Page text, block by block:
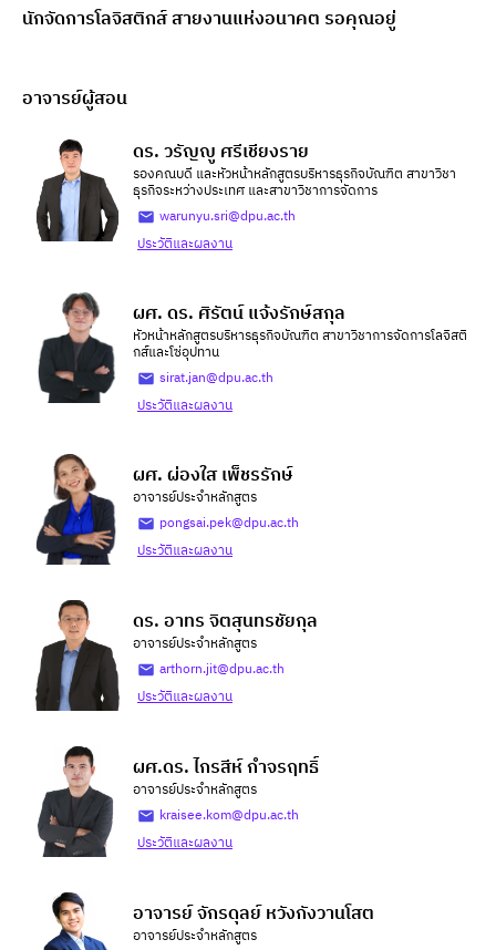
นักจัดการโลจิสติกส์ สายงานแห่งอนาคต รอคุณอยู่
อาจารย์ผู้สอน
ดร. วรัญญู ศรีเชียงราย
รองคณบดี และหัวหน้าหลักสูตรบริหารธุรกิจบัณฑิต สาขาวิชา
ธุรกิจระหว่างประเทศ และสาขาวิชาการจัดการ
warunyu.sri@dpu.ac.th
ประวัติและผลงาน
ผศ. ดร. ศิรัตน์ แจ้งรักษ์สกุล
หัวหน้าหลักสูตรบริหารธุรกิจบัณฑิต สาขาวิชาการจัดการโลจิสติ
กส์และโซ่อุปทาน
sirat.jan@dpu.ac.th
ประวัติและผลงาน
ผศ. ผ่องใส เพ็ชรรักษ์
อาจารย์ประจำหลักสูตร
pongsai.pek@dpu.ac.th
ประวัติและผลงาน
ดร. อาทร จิตสุนทรชัยกุล
อาจารย์ประจำหลักสูตร
arthorn.jit@dpu.ac.th
ประวัติและผลงาน
ผศ.ดร. ไกรสีห์ กำจรฤทธิ์
อาจารย์ประจำหลักสูตร
kraisee.kom@dpu.ac.th
ประวัติและผลงาน
อาจารย์ จักรดุลย์ หวังกังวานโสต
อาจารย์ประจำหลักสูตร